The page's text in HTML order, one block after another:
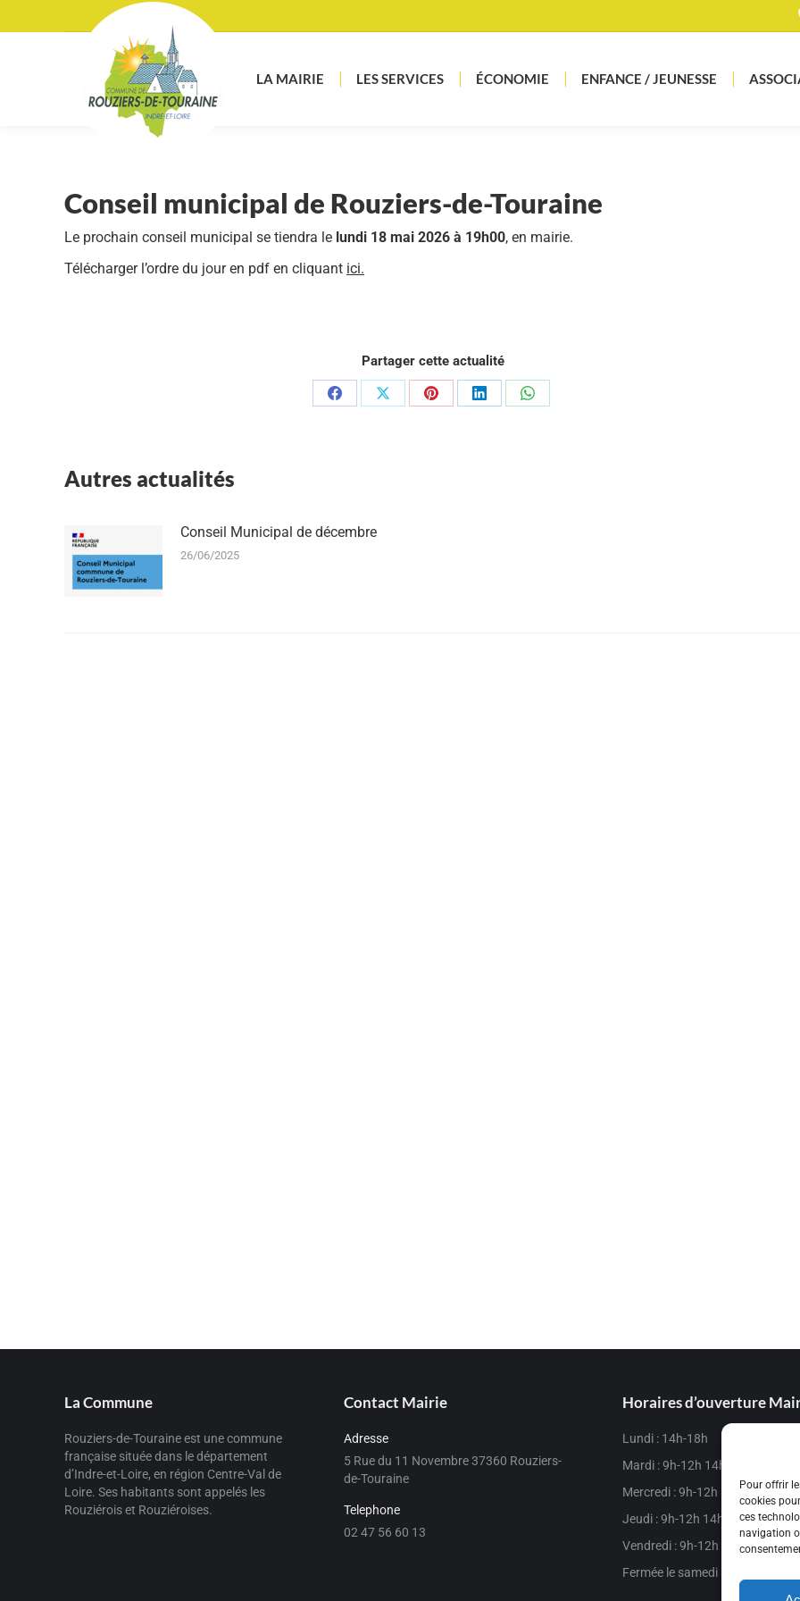
Pour offrir
cookies
ces
navigation
LA MAIRIE LES SERVICES ÉCONOMIE ENFANCE / JEUNESSE
Conseil municipal de Rouziers-de-Touraine
Le prochain conseil municipal se tiendra le lundi 18 mai 2026 à 19h00, en mairie.
Télécharger l’ordre du jour en pdf en cliquant ici.
Partager cette actualité
PartagerPartagerPartagerPartagerPartager
Autres actualités
Conseil Municipal de décembre
26/06/2025
La Commune
Rouziers-de-Touraine est une commune
française située dans le département
d’Indre-et-Loire, en région Centre-Val de
Loire. Ses habitants sont appelés les
Rouziérois et Rouziéroises.
Contact Mairie
Adresse
5 Rue du 11 Novembre 37360 Rouziers-
de-Touraine
Telephone
02 47 56 60 13
Horaires d’ouverture
Lundi : 14h-18h
Mardi : 9h-12h 14h-17h
Mercredi : 9h-12h
Jeudi : 9h-12h 14h-16h30
Vendredi : 9h-12h 14h-17h
Fermée le samedi matin